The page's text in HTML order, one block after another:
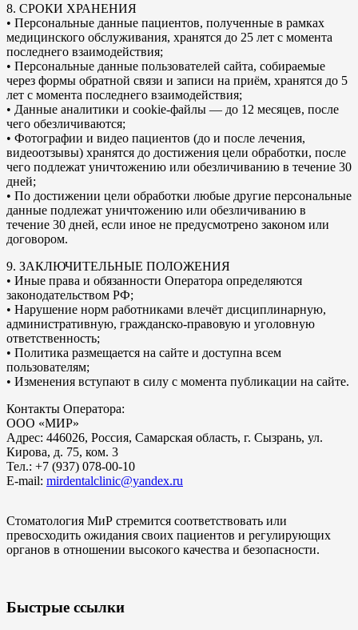
8. СРОКИ ХРАНЕНИЯ
• Персональные данные пациентов, полученные в рамках
медицинского обслуживания, хранятся до 25 лет с момента
последнего взаимодействия;
• Персональные данные пользователей сайта, собираемые
через формы обратной связи и записи на приём, хранятся до 5
лет с момента последнего взаимодействия;
• Данные аналитики и cookie-файлы — до 12 месяцев, после
чего обезличиваются;
• Фотографии и видео пациентов (до и после лечения,
видеоотзывы) хранятся до достижения цели обработки, после
чего подлежат уничтожению или обезличиванию в течение 30
дней;
• По достижении цели обработки любые другие персональные
данные подлежат уничтожению или обезличиванию в
течение 30 дней, если иное не предусмотрено законом или
договором.
9. ЗАКЛЮЧИТЕЛЬНЫЕ ПОЛОЖЕНИЯ
• Иные права и обязанности Оператора определяются
законодательством РФ;
• Нарушение норм работниками влечёт дисциплинарную,
административную, гражданско-правовую и уголовную
ответственность;
• Политика размещается на сайте и доступна всем
пользователям;
• Изменения вступают в силу с момента публикации на сайте.
Контакты Оператора:
ООО «МИР»
Адрес: 446026, Россия, Самарская область, г. Сызрань, ул.
Кирова, д. 75, ком. 3
Тел.: +7 (937) 078-00-10
E-mail: mirdentalclinic@yandex.ru
Стоматология МиР стремится соответствовать или
превосходить ожидания своих пациентов и регулирующих
органов в отношении высокого качества и безопасности.
Быстрые ссылки